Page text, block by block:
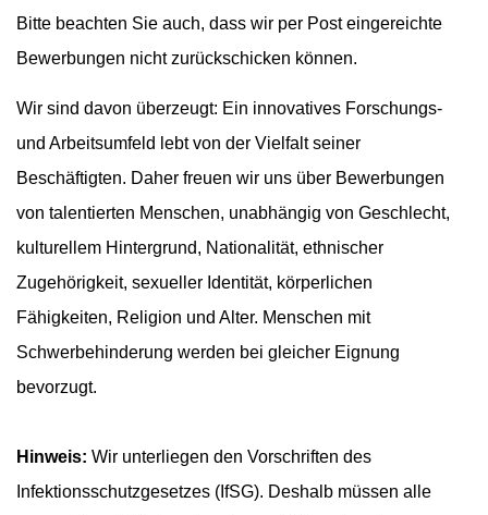
Bitte beachten Sie auch, dass wir per Post eingereichte
Bewerbungen nicht zurückschicken können.
Wir sind davon überzeugt: Ein innovatives Forschungs-
und Arbeitsumfeld lebt von der Vielfalt seiner
Beschäftigten. Daher freuen wir uns über Bewerbungen
von talentierten Menschen, unabhängig von Geschlecht,
kulturellem Hintergrund, Nationalität, ethnischer
Zugehörigkeit, sexueller Identität, körperlichen
Fähigkeiten, Religion und Alter. Menschen mit
Schwerbehinderung werden bei gleicher Eignung
bevorzugt.
Hinweis: Wir unterliegen den Vorschriften des
Infektionsschutzgesetzes (IfSG). Deshalb müssen alle